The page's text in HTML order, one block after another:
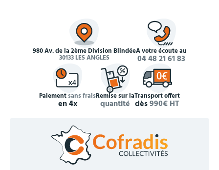
980 Av. de la 2ème Division Blindée
30133 LES ANGLES
À votre écoute au
04 48 21 61 83
Paiementsans frais
en 4x
Remise sur la
quantité
Transport offert
dès990€ HT